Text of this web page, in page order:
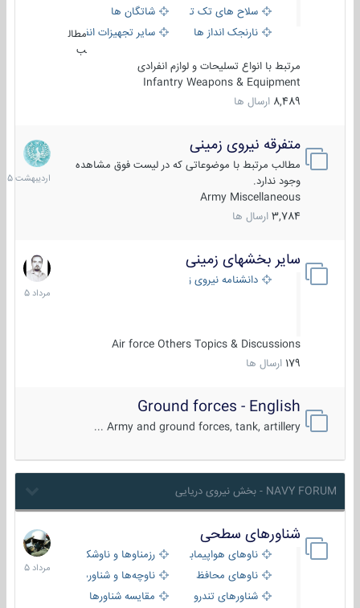
سلاح های تک تیر اندازیشاتگان ها
نارنجک انداز ها
سایر تجهیزات انفرادی
مطال
ب
مرتبط با انواع تسلیحات و لوازم انفرادی
Infantry Weapons & Equipment
8,489 ارسال ها
متفرقه نیروی زمینی
مطالب مرتبط با موضوعاتی که در لیست فوق مشاهده
وجود ندارد.
Army Miscellaneous
3,784 ارسال ها
27
1405
سایر بخشهای زمینی
دانشنامه نیروی زمینی
Air force Others Topics & Discussions
179 ارسال ها
9
مرداد
1405
Ground forces - English
Army and ground forces, tank, artillery ...
NAVY FORUM - بخش نیروی دریایی
شناورهای سطحی
ناوهای هواپیمابر و بالگرد بررزمناوها و ناوشکن‌ها
ناوهای محافظ
ناوچه‌ها و شناورهای گشتی
شناورهای تندرو
مقایسه شناورها
2
مرداد
1405